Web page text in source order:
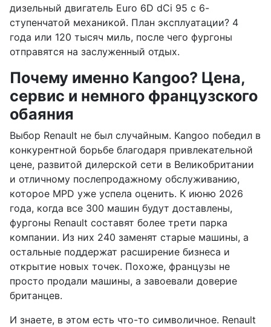
дизельный двигатель Euro 6D dCi 95 с 6-
ступенчатой механикой. План эксплуатации? 4
года или 120 тысяч миль, после чего фургоны
отправятся на заслуженный отдых.
Почему именно Kangoo? Цена,
сервис и немного французского
обаяния
Выбор Renault не был случайным. Kangoo победил в
конкурентной борьбе благодаря привлекательной
цене, развитой дилерской сети в Великобритании
и отличному послепродажному обслуживанию,
которое MPD уже успела оценить. К июню 2026
года, когда все 300 машин будут доставлены,
фургоны Renault составят более трети парка
компании. Из них 240 заменят старые машины, а
остальные поддержат расширение бизнеса и
открытие новых точек. Похоже, французы не
просто продали машины, а завоевали доверие
британцев.
И знаете, в этом есть что-то символичное. Renault